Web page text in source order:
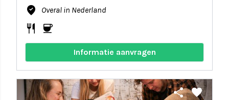
where_to_vote Overal in Nederland
restaurant coffee
Informatie aanvragen
share favorite